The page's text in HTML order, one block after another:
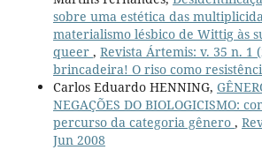
sobre uma estética das
materialismo lésbico de Wittig às
queer , Revista Ártemis: v. 35 n. 1
brincadeira! O riso como
Carlos Eduardo HENNING,
NEGAÇÕES DO BIOLOGICISMO:
percurso da categoria gênero ,
Jun 2008